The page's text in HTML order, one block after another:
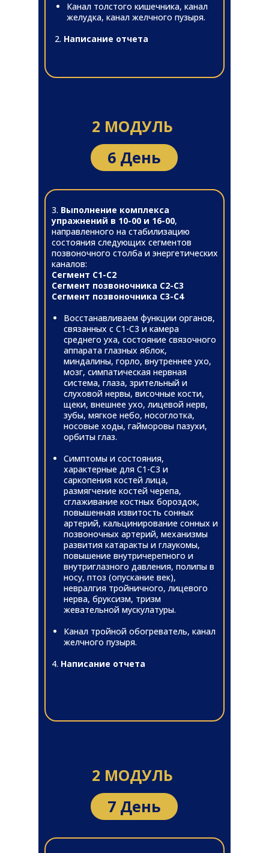
Канал толстого кишечника, канал
желудка, канал желчного пузыря.
2. Написание отчета
2 МОДУЛЬ
3. Выполнение комплекса
упражнений в 10-00 и 16-00,
направленного на стабилизацию
состояния следующих сегментов
позвоночного столба и энергетических
каналов:
Сегмент С1-С2
Сегмент позвоночника С2-С3
Сегмент позвоночника С3-С4
Восстанавливаем функции органов,
связанных с С1-С3 и камера
среднего уха, состояние связочного
аппарата глазных яблок,
миндалины, горло, внутреннее ухо,
мозг, симпатическая нервная
система, глаза, зрительный и
слуховой нервы, височные кости,
щеки, внешнее ухо, лицевой нерв,
зубы, мягкое небо, носоглотка,
носовые ходы, гайморовы пазухи,
орбиты глаз.
Симптомы и состояния,
характерные для С1-С3 и
саркопения костей лица,
размягчение костей черепа,
сглаживание костных бороздок,
повышенная извитость сонных
артерий, кальцинирование сонных и
позвоночных артерий, механизмы
развития катаракты и глаукомы,
повышение внутричерепного и
внутриглазного давления, полипы в
носу, птоз (опускание век),
невралгия тройничного, лицевого
нерва, бруксизм, тризм
жевательной мускулатуры.
Канал тройной обогреватель, канал
желчного пузыря.
4. Написание отчета
6 День
2 МОДУЛЬ
7 День